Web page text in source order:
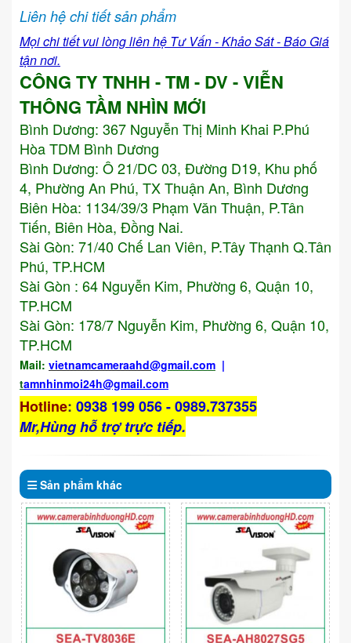
Liên hệ chi tiết sản phẩm
Mọi chi tiết vui lòng liên hệ Tư Vấn - Khảo Sát - Báo Giá
tận nơi.
CÔNG TY TNHH - TM - DV - VIỄN
THÔNG TẦM NHÌN MỚI
Bình Dương: 367 Nguyễn Thị Minh Khai P.Phú
Hòa TDM Bình Dương
Bình Dương: Ô 21/DC 03, Đường D19, Khu phố
4, Phường An Phú, TX Thuận An, Bình Dương
Biên Hòa: 1134/39/3 Phạm Văn Thuận, P.Tân
Tiến, Biên Hòa, Đồng Nai.
Sài Gòn: 71/40 Chế Lan Viên, P.Tây Thạnh Q.Tân
Phú, TP.HCM
Sài Gòn : 64 Nguyễn Kim, Phường 6, Quận 10,
TP.HCM
Sài Gòn: 178/7 Nguyễn Kim, Phường 6, Quận 10,
TP.HCM
Mail: vietnamcameraahd@gmail.com |
tamnhinmoi24h@gmail.com
Hotline: 0938 199 056 - 0989.737355
Mr,Hùng hỗ trợ trực tiếp.
Sản phẩm khác